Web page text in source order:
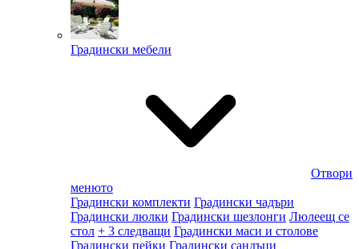
Градински мебели
Отвори
менюто
Градински комплекти Градински чадъри
Градински люлки Градински шезлонги Люлеещ се
стол + 3 следващи Градински маси и столове
Градински пейки Градински сандъци